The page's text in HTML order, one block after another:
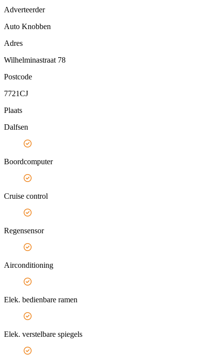
Adverteerder
Auto Knobben
Adres
Wilhelminastraat 78
Postcode
7721CJ
Plaats
Dalfsen
Boordcomputer
Cruise control
Regensensor
Airconditioning
Elek. bedienbare ramen
Elek. verstelbare spiegels